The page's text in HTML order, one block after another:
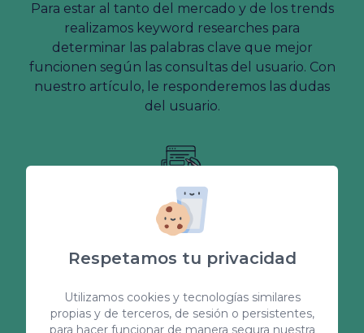
Respetamos tu privacidad
Utilizamos cookies y tecnologías similares
propias y de terceros, de sesión o persistentes,
para hacer funcionar de manera segura nuestra
Para estar al tanto del mercado y de los trends
realizamos keyword researches para
determinar las palabras clave que mejor
funcionen según las consultas del usuario. Con
nuestro artículo, le responderemos las dudas
del usuario.
Redacción de contenidos
en inglés y alemán
en inglés o alemán para llegar a los usuarios de
otros países. ¡No pierdas la oportunidad y aspira